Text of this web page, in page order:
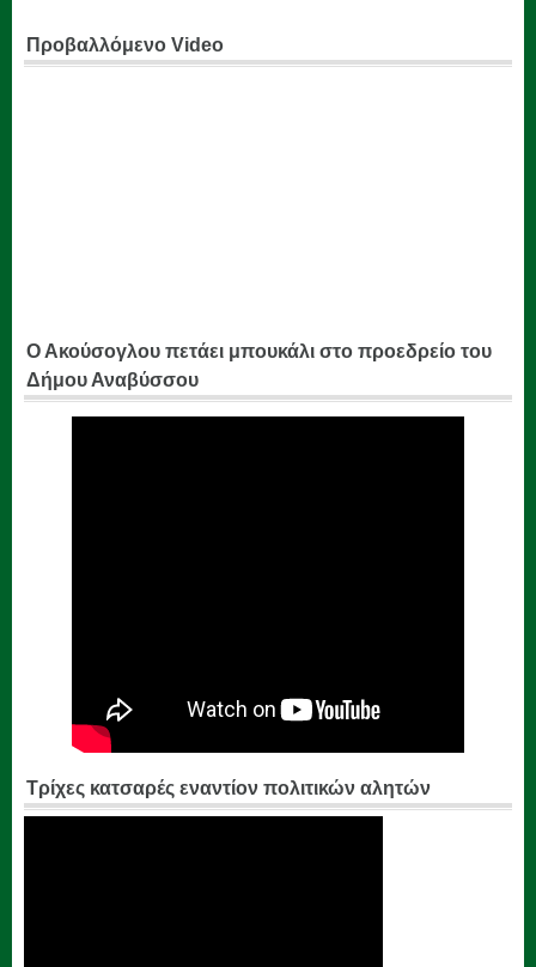
Προβαλλόμενο Video
Ο Ακούσογλου πετάει μπουκάλι στο προεδρείο του
Δήμου Αναβύσσου
Τρίχες κατσαρές εναντίον πολιτικών αλητών